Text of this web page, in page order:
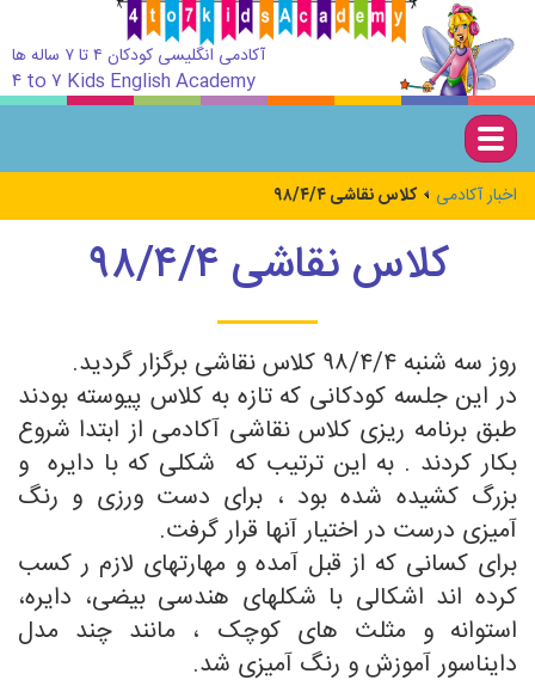
آکادمی انگلیسی کودکان ۴ تا ۷ ساله ها
۴ to ۷ Kids English Academy
اخبار آکادمی
کلاس نقاشی ۹۸/۴/۴
کلاس نقاشی ۹۸/۴/۴
روز سه شنبه ۹۸/۴/۴ کلاس نقاشی برگزار گردید.
در این جلسه کودکانی که تازه به کلاس پیوسته بودند
طبق برنامه ریزی کلاس نقاشی آکادمی از ابتدا شروع
بکار کردند . به این ترتیب که شکلی که با دایره و
بزرگ کشیده شده بود ، برای دست ورزی و رنگ
آمیزی درست در اختیار آنها قرار گرفت.
برای کسانی که از قبل آمده و مهارتهای لازم ر کسب
کرده اند اشکالی با شکلهای هندسی بیضی، دایره،
استوانه و مثلث های کوچک ، مانند چند مدل
دایناسور آموزش و رنگ آمیزی شد.